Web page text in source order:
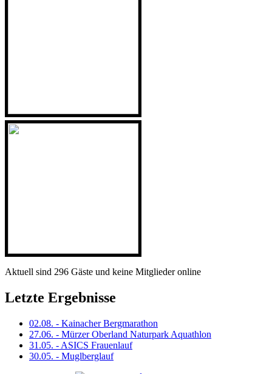
Aktuell sind 296 Gäste und keine Mitglieder online
Letzte Ergebnisse
02.08. - Kainacher Bergmarathon
27.06. - Mürzer Oberland Naturpark Aquathlon
31.05. - ASICS Frauenlauf
30.05. - Muglberglauf